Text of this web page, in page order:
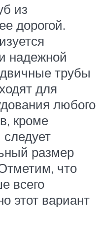
из
дорогой.
надежной
трубы
для
любого
кроме
размер
что
всего
этот вариант